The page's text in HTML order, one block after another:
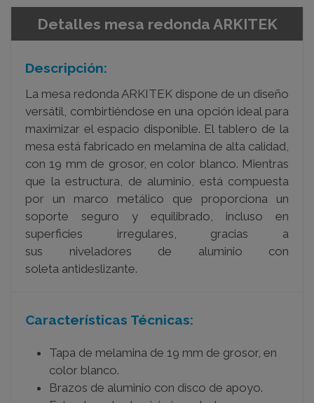
Detalles mesa redonda ARKITEK
Descripción:
La mesa redonda ARKITEK dispone de un diseño
versátil, combirtiéndose en una opción ideal para
maximizar el espacio disponible. El tablero de la
mesa está fabricado en melamina de alta calidad,
con 19 mm de grosor, en color blanco. Mientras
que la estructura, de aluminio, está compuesta
por un marco metálico que proporciona un
soporte seguro y equilibrado, incluso en
superficies irregulares, gracias a
sus niveladores de aluminio con
soleta antideslizante.
Características Técnicas:
Tapa de melamina de 19 mm de grosor, en
color blanco.
Brazos de aluminio con disco de apoyo.